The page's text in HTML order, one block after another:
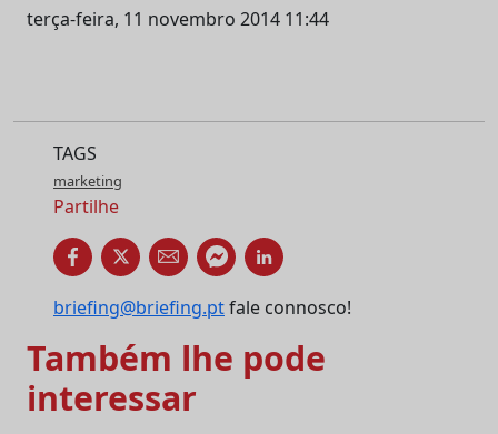
terça-feira, 11 novembro 2014 11:44
TAGS
marketing
Partilhe
briefing@briefing.ptfale connosco!
Também lhe pode
interessar